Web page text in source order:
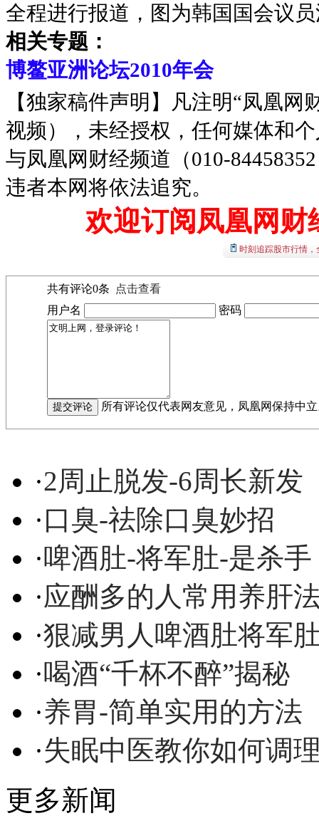
全程进行报道，图为韩国国会议
相关专题：
博鳌亚洲论坛2010年会
【独家稿件声明】凡注明“凤凰
视频），未经授权，任何媒体和
与凤凰网财经频道（010-
违者本网将依法追究。
欢迎订阅凤凰网财
时刻追踪股市行情
共有评论0条
点击查看
用户名
密码
所有评论仅代表网友意见，凤凰网保持中
·2周止脱发-6周长新发
·口臭-祛除口臭妙招
·啤酒肚-将军肚-是杀手
·应酬多的人常用养肝
·狠减男人啤酒肚将军
·喝酒“千杯不醉”揭秘
·养胃-简单实用的方法
·失眠中医教你如何调
更多新闻